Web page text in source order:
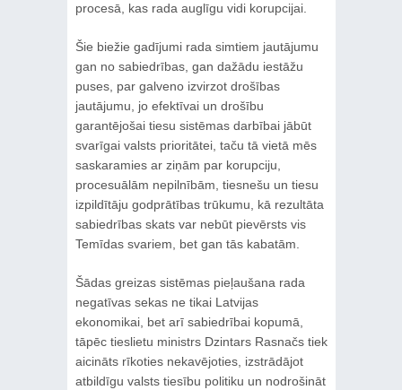
procesā, kas rada auglīgu vidi korupcijai.
Šie biežie gadījumi rada simtiem jautājumu
gan no sabiedrības, gan dažādu iestāžu
puses, par galveno izvirzot drošības
jautājumu, jo efektīvai un drošību
garantējošai tiesu sistēmas darbībai jābūt
svarīgai valsts prioritātei, taču tā vietā mēs
saskaramies ar ziņām par korupciju,
procesuālām nepilnībām, tiesnešu un tiesu
izpildītāju godprātības trūkumu, kā rezultāta
sabiedrības skats var nebūt pievērsts vis
Temīdas svariem, bet gan tās kabatām.
Šādas greizas sistēmas pieļaušana rada
negatīvas sekas ne tikai Latvijas
ekonomikai, bet arī sabiedrībai kopumā,
tāpēc tieslietu ministrs Dzintars Rasnačs tiek
aicināts rīkoties nekavējoties, izstrādājot
atbildīgu valsts tiesību politiku un nodrošināt